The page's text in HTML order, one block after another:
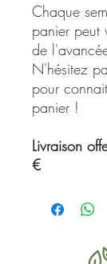
Chaque
panier peut
de
N'hésitez
pour
panier !
Livraison
€